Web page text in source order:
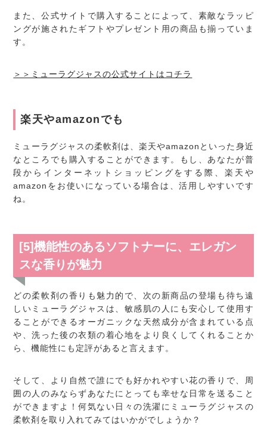
また、公式サイトで購入することによって、素敵なラッピ
ングが施されたギフトやプレゼント用の商品も揃っていま
す。
＞＞ミューラグジャスの公式サイトはコチラ
楽天やamazonでも
ミューラグジャスの柔軟剤は、楽天やamazonといった身近
なところでも購入することができます。もし、あなたが普
段からインターネットショッピングをする際、楽天や
amazonをお使いになっている場合は、活用しやすいです
ね。
[5]機能性のあるソフトナーに、エレガン
スな香りが魅力
どの柔軟剤の香りも魅力的で、次の新商品の登場も待ち遠
しいミューラグジャスは、敏感肌の人にも安心して使用す
ることができるオーガニックな天然成分が含まれている点
や、洗った後の衣類の着心地をより良くしてくれることか
ら、機能性にも定評があると言えます。
そして、より自然で誰にでも好かれやすい花の香りで、周
囲の人のみならずあなたにとっても幸せな日常を送ること
ができますよ！何気ない日々の洗濯にミューラグジャスの
柔軟剤を取り入れてみてはいかがでしょうか？